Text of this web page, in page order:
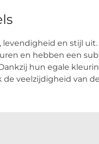
levendigheid en stijl
en hebben een
hun egale
veelzijdigheid van